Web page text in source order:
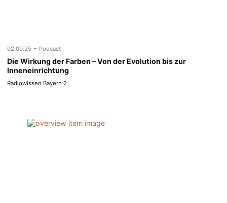
02.09.25 - Podcast
Die Wirkung der Farben – Von der Evolution bis zur
Inneneinrichtung
Radiowissen Bayern 2